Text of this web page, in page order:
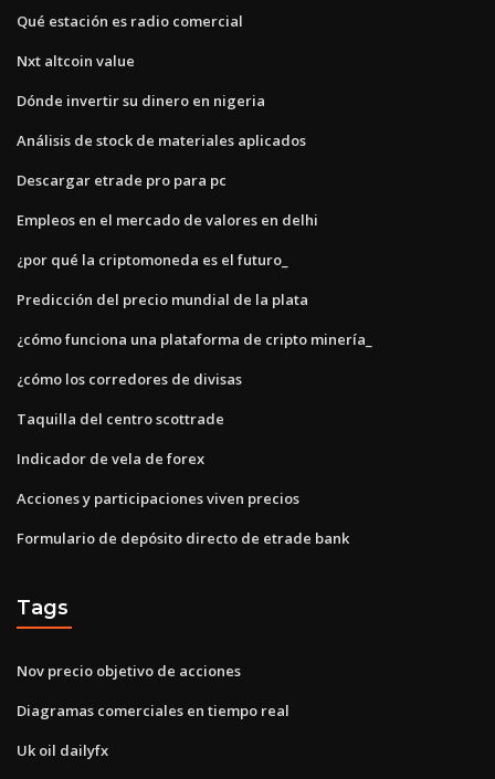
Qué estación es radio comercial
Nxt altcoin value
Dónde invertir su dinero en nigeria
Análisis de stock de materiales aplicados
Descargar etrade pro para pc
Empleos en el mercado de valores en delhi
¿por qué la criptomoneda es el futuro_
Predicción del precio mundial de la plata
¿cómo funciona una plataforma de cripto minería_
¿cómo los corredores de divisas
Taquilla del centro scottrade
Indicador de vela de forex
Acciones y participaciones viven precios
Formulario de depósito directo de etrade bank
Tags
Nov precio objetivo de acciones
Diagramas comerciales en tiempo real
Uk oil dailyfx